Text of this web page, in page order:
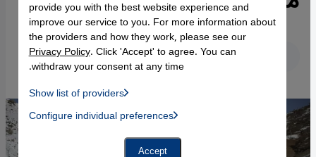
English عربي
provide you with the best website experience and
improve our service to you. For more information about
the providers and how they work, please see our
Privacy Policy. Click 'Accept' to agree. You can
withdraw your consent at any time.
Show list of providers
Instagram Embed, Twitter Embed, Youtube Embed
Facebook Embed / Facebook Connect
Configure individual preferences
Accept